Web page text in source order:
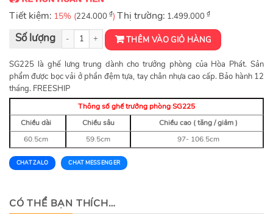
Tiết kiệm: 15% (224.000 ₫) Thị trường: 1.499.000 ₫
Ghế trưởng phòng SG225 số lượngTHÊM VÀO GIỎ HÀNG
SG225 là ghế lưng trung dành cho trưởng phòng của Hòa Phát. Sản
phẩm được bọc vải ở phần đệm tựa, tay chân nhựa cao cấp. Bảo hành 12
tháng. FREESHIP
Thông số ghế trưởng phòng SG225
Chiều dài
Chiều sâu
Chiều cao ( tăng / giảm )
60.5cm
59.5cm 97- 106.5cm
CHAT ZALO CHAT MESSENGER
CÓ THỂ BẠN THÍCH…